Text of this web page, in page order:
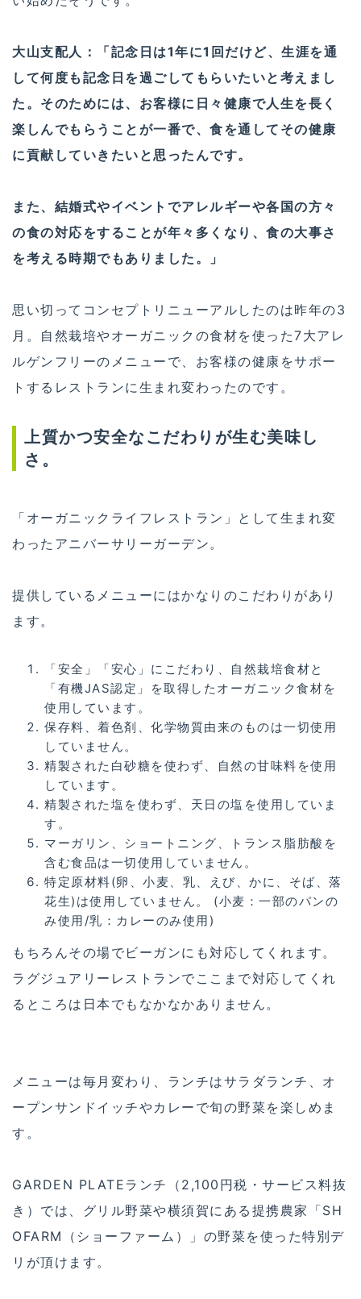
大山支配人：「記念日は1年に1回だけど、生涯を通
して何度も記念日を過ごしてもらいたいと考えまし
た。そ­のためには、お客様に日々健康で人生を長く
楽しんでもらうことが一番で、食を通してその健康
に貢献していきたいと思ったんです。
また、結婚式やイベントでアレルギーや各国の方々
の食の対応をすることが年々多くなり、食の大事さ
を考える時期でもありました。」
思い切ってコンセプトリニューアルしたのは昨年の3
月。自然栽培やオーガニックの食材を使った7大アレ
ルゲンフリーのメニューで、お客様の健康をサポー
トするレストランに生まれ変わったのです。
上質かつ安全なこだわりが生む美味し
さ。
「オーガニックライフレストラン」として生まれ変
わったアニバーサリーガーデン。
提供しているメニューにはかなりのこだわりがあり
ます。
「安全」「安心」にこだわり、自然栽培食材と
「有機JAS認定」を取得したオーガニック食材を
使用しています。
保存料、着色剤、化学物質由来のものは一切使用
していません。
精製された白砂糖を使わず、自然の甘味料を使用
しています。
精製された塩を使わず、天日の塩を使用していま
す。
マーガリン、ショートニング、トランス脂肪酸を
含む食品は一切使用していません。
特定原材料(卵、小麦、乳、えび、かに、そば、落
花生)は使用していません。 (小麦：一部のパンの
み使用/乳：カレーのみ使用)
もちろんその場でビーガンにも対応してくれます。
ラグジュアリーレストランでここまで対応してくれ
るところは日本でもなかなかありません。
メニューは毎月変わり、ランチはサラダランチ、オ
ープンサンドイッチやカレーで旬の野菜を楽しめま
す。
GARDEN PLATEランチ（2,100円税・サービス料抜
き）では、グリル野菜や横須賀にある提携農家「SH
OFARM（ショーファーム）」の野菜を使った特別デ
リが頂けます。